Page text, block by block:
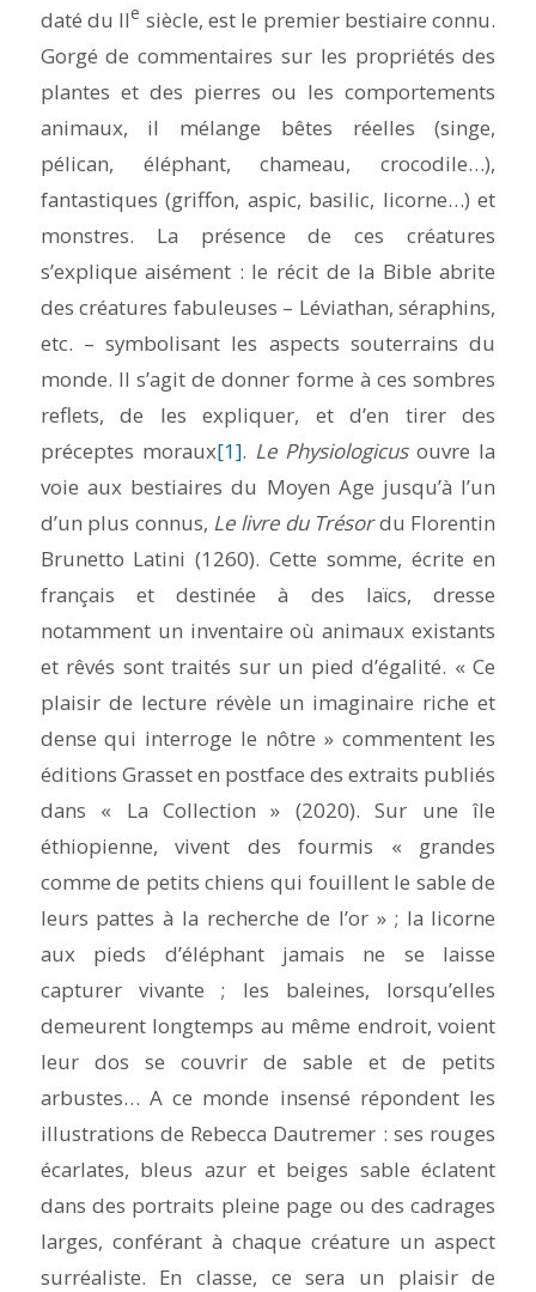
daté du IIe siècle, est le premier bestiaire connu.
Gorgé de commentaires sur les propriétés des
plantes et des pierres ou les comportements
animaux, il mélange bêtes réelles (singe,
pélican, éléphant, chameau, crocodile…),
fantastiques (griffon, aspic, basilic, licorne…) et
monstres. La présence de ces créatures
s’explique aisément : le récit de la Bible abrite
des créatures fabuleuses – Léviathan, séraphins,
etc. – symbolisant les aspects souterrains du
monde. Il s’agit de donner forme à ces sombres
reflets, de les expliquer, et d’en tirer des
préceptes moraux[1]. Le Physiologicusouvre la
voie aux bestiaires du Moyen Age jusqu’à l’un
d’un plus connus, Le livre du Trésordu Florentin
Brunetto Latini (1260). Cette somme, écrite en
français et destinée à des laïcs, dresse
notamment un inventaire où animaux existants
et rêvés sont traités sur un pied d’égalité. « Ce
plaisir de lecture révèle un imaginaire riche et
dense qui interroge le nôtre » commentent les
éditions Grasset en postface des extraits publiés
dans « La Collection » (2020). Sur une île
éthiopienne, vivent des fourmis « grandes
comme de petits chiens qui fouillent le sable de
leurs pattes à la recherche de l’or » ; la licorne
aux pieds d’éléphant jamais ne se laisse
capturer vivante ; les baleines, lorsqu’elles
demeurent longtemps au même endroit, voient
leur dos se couvrir de sable et de petits
arbustes… A ce monde insensé répondent les
illustrations de Rebecca Dautremer : ses rouges
écarlates, bleus azur et beiges sable éclatent
dans des portraits pleine page ou des cadrages
larges, conférant à chaque créature un aspect
surréaliste. En classe, ce sera un plaisir de